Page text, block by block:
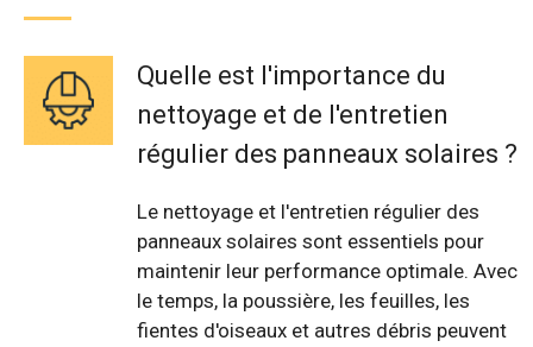
Quelle est l'importance du
nettoyage et de l'entretien
régulier des panneaux solaires ?
Le nettoyage et l'entretien régulier des
panneaux solaires sont essentiels pour
maintenir leur performance optimale. Avec
le temps, la poussière, les feuilles, les
fientes d'oiseaux et autres débris peuvent